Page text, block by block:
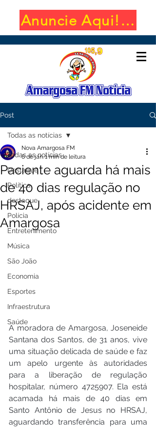
Anuncie Aqui!
Post
Todas as notícias
Destaque
Política
destaque
Polícia
Entretenimento
Música
São João
Economia
Esportes
Infraestrutura
Saúde
Todas as notícias
Paciente aguarda há mais
de 40 dias regulação no
HRSAJ, após acidente em
Amargosa
Nova Amargosa FM
6 de jan.1 min de leitura
A moradora de Amargosa, Joseneide
Santana dos Santos, de 31 anos, vive
uma situação delicada de saúde e faz
um apelo urgente às autoridades
para a liberação de regulação
hospitalar, número 4725907. Ela está
acamada há mais de 40 dias em
Santo Antônio de Jesus no HRSAJ,
aguardando transferência para uma